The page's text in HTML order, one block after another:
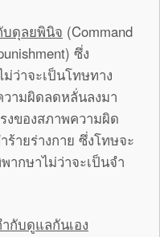
ดุลยพินิจ (Command
ซึ่ง
ว่าจะเป็นโทษทาง
ามผิดลดหลั่นลงมา
งของสภาพความผิด
ายร่างกาย ซึ่งโทษจะ
กษาไม่ว่าจะเป็นจำ
กับดูแลกันเอง